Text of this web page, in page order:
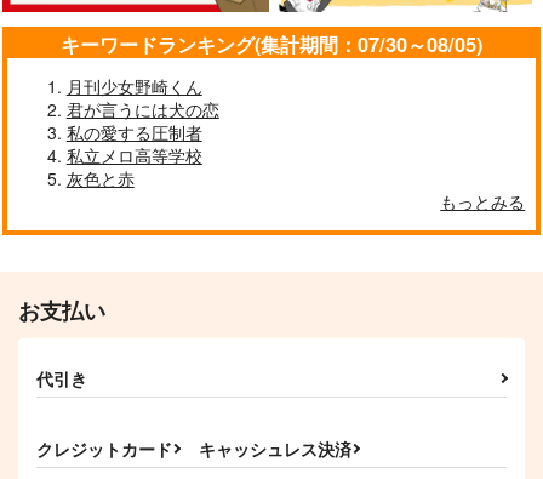
作品詳細 作品詳細 作品詳細
澪標
レノックス×ファウスト
海ザクロ
レノックス×ファウスト
海ザクロ
キーワードランキング(集計期間：07/30～08/05)
月刊少女野崎くん
君が言うには犬の恋
私の愛する圧制者
私立メロ高等学校
灰色と赤
もっとみる
お支払い
代引き
クレジットカード キャッシュレス決済